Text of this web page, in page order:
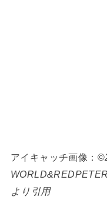
アイキャッチ画像：©
より引用